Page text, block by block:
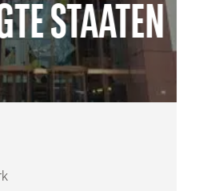
STAATEN